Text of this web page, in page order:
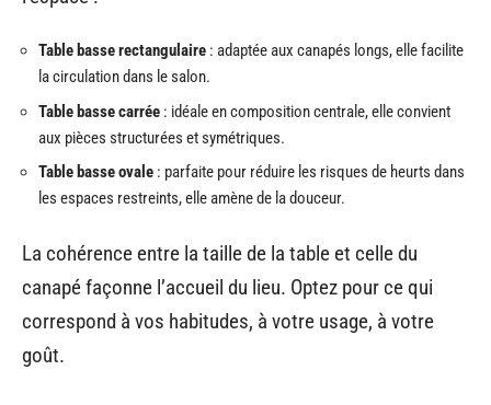
Table basse rectangulaire : adaptée aux canapés longs, elle facilite
la circulation dans le salon.
Table basse carrée : idéale en composition centrale, elle convient
aux pièces structurées et symétriques.
Table basse ovale : parfaite pour réduire les risques de heurts dans
les espaces restreints, elle amène de la douceur.
La cohérence entre la taille de la table et celle du
canapé façonne l’accueil du lieu. Optez pour ce qui
correspond à vos habitudes, à votre usage, à votre
goût.